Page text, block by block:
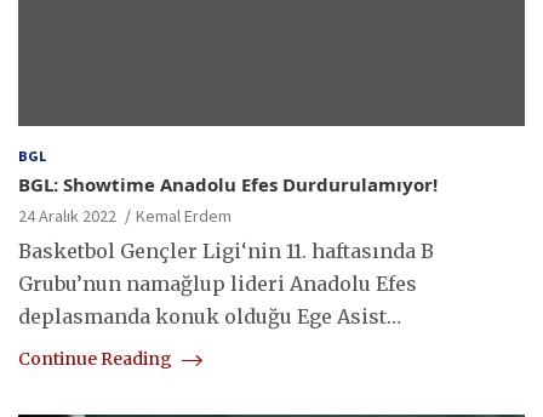
BGL
BGL: Showtime Anadolu Efes Durdurulamıyor!
24 Aralık 2022 Kemal Erdem
Basketbol Gençler Ligi‘nin 11. haftasında B
Grubu’nun namağlup lideri Anadolu Efes
deplasmanda konuk olduğu Ege Asist…
Continue Reading